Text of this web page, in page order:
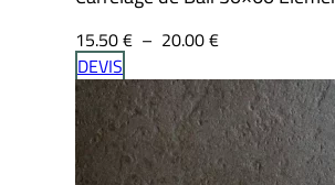
15.50€ – 20.00€Plage
prix :
15.50 €
à
20.00 €
DEVIS